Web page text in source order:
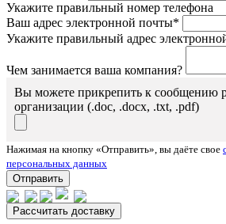
Укажите правильный номер телефона
Ваш адрес электронной почты*
Укажите правильный адрес
Чем занимается ваша компания?
Вы можете прикрепить к сообщению
организации (.doc, .docx, .txt, .pdf)
Нажимая на кнопку «Отправить», вы даёте свое
персональных данных
Отправить
Рассчитать доставку